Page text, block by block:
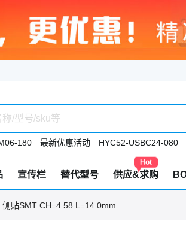
180 最新优惠活动 HYC52-USBC24-080
宣传栏 替代型号
Hot
供应&求购
贴SMT CH=4.58 L=14.0mm